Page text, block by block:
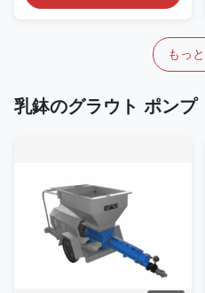
もっ
乳鉢のグラウト ポンプ